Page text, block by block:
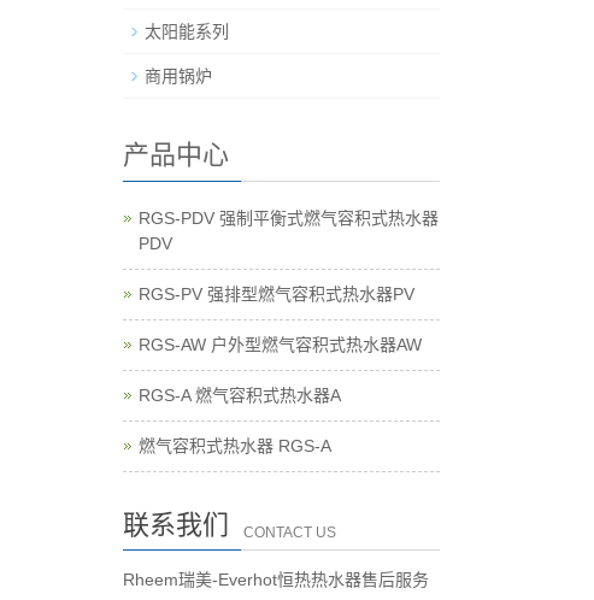
太阳能系列
商用锅炉
产品中心
RGS-PDV 强制平衡式燃气容积式热水器
PDV
RGS-PV 强排型燃气容积式热水器PV
RGS-AW 户外型燃气容积式热水器AW
RGS-A 燃气容积式热水器A
燃气容积式热水器 RGS-A
联系我们 CONTACT US
Rheem瑞美-Everhot恒热热水器售后服务